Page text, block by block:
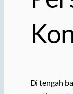
Di tengah